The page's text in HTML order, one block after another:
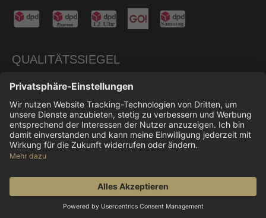
QUALITÄTSSIEGEL
Alle Preise inkl. gesetzl. Mehrwertsteuer zzgl.
und ggf. Nachnahmegebühren, wenn
nicht anders angegeben.